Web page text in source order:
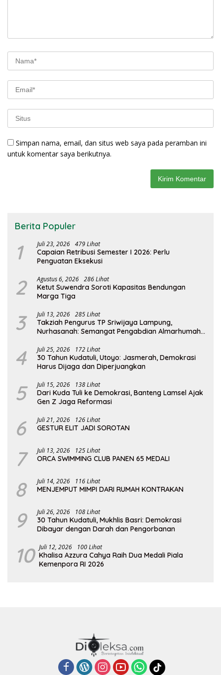
Simpan nama, email, dan situs web saya pada peramban ini
untuk komentar saya berikutnya.
Berita Populer
1 Juli 23, 2026 479 Lihat
Capaian Retribusi Semester I 2026: Perlu
Penguatan Eksekusi
2 Agustus 6, 2026 286 Lihat
Ketut Suwendra Soroti Kapasitas Bendungan
Marga Tiga
3 Juli 13, 2026 285 Lihat
Takziah Pengurus TP Sriwijaya Lampung,
Nurhasanah: Semangat Pengabdian Almarhumah
4 Juli 25, 2026 172 Lihat
30 Tahun Kudatuli, Utoyo: Jasmerah, Demokrasi
Harus Dijaga dan Diperjuangkan
5 Juli 15, 2026 138 Lihat
Dari Kuda Tuli ke Demokrasi, Banteng Lamsel Ajak
Gen Z Jaga Reformasi
6 Juli 21, 2026 126 Lihat
GESTUR ELIT JADI SOROTAN
7 Juli 13, 2026 125 Lihat
ORCA SWIMMING CLUB PANEN 65 MEDALI
8 Juli 14, 2026 116 Lihat
MENJEMPUT MIMPI DARI RUMAH KONTRAKAN
9 Juli 26, 2026 108 Lihat
30 Tahun Kudatuli, Mukhlis Basri: Demokrasi
Dibayar dengan Darah dan Pengorbanan
10 Juli 12, 2026 100 Lihat
Khalisa Azzura Cahya Raih Dua Medali Piala
Kemenpora RI 2026